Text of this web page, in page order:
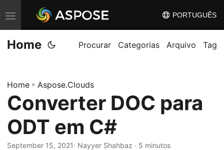
A
l
t
n
a
n
a
PORTUGUÊS
Home Procurar Categorias Arquivo Tag
Home » Aspose.Clouds
Converter DOC para
ODT em C#
September 15, 2021· Nayyer Shahbaz · 5 minutos